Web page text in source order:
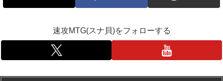
速攻MTG(スナ貝)をフォローする